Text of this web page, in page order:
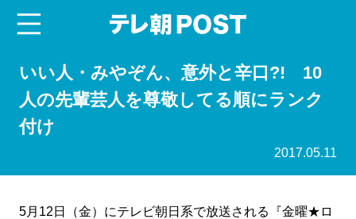
いい人・みやぞん、意外と辛口?! 10
人の先輩芸人を尊敬してる順にランク
付け
2017.05.11
5月12日（金）にテレビ朝日系で放送される『金曜★ロ